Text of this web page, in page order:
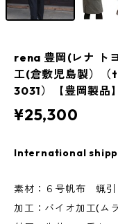
rena 豊岡(レナ ト
工(倉敷児島製）
3031）【豊岡製品】
¥25,300
International
素材：６号帆布 蝋引
加工：バイオ加工(ム